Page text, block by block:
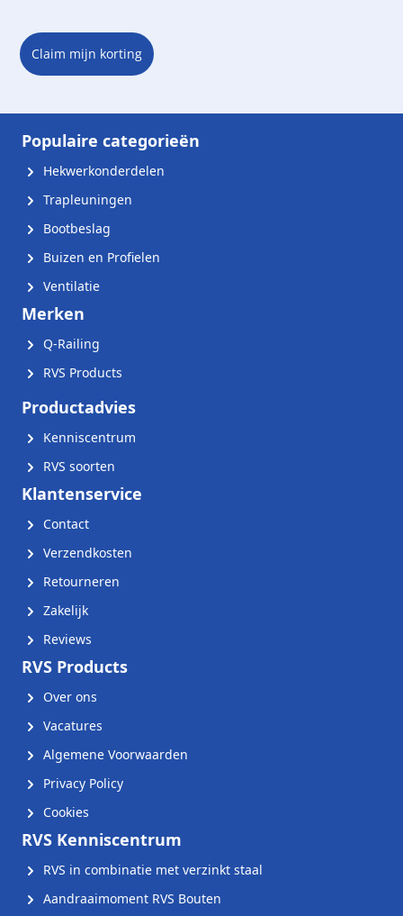
Claim mijn korting
Populaire categorieën
Hekwerkonderdelen
Trapleuningen
Bootbeslag
Buizen en Profielen
Ventilatie
Merken
Q-Railing
RVS Products
Productadvies
Kenniscentrum
RVS soorten
Klantenservice
Contact
Verzendkosten
Retourneren
Zakelijk
Reviews
RVS Products
Over ons
Vacatures
Algemene Voorwaarden
Privacy Policy
Cookies
RVS Kenniscentrum
RVS in combinatie met verzinkt staal
Aandraaimoment RVS Bouten